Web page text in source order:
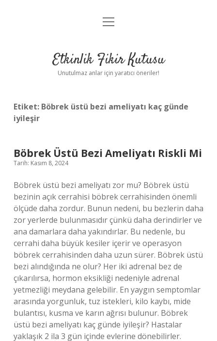
Anasayfa
Yasal Uyarı
menüyü
Etkinlik Fikir Kutusu
Unutulmaz anlar için yaratıcı öneriler!
Etiket: Böbrek üstü bezi ameliyatı kaç günde
iyileşir
Böbrek Üstü Bezi Ameliyatı Riskli Mi
Tarih: Kasım 8, 2024
Böbrek üstü bezi ameliyatı zor mu? Böbrek üstü
bezinin açık cerrahisi böbrek cerrahisinden önemli
ölçüde daha zordur. Bunun nedeni, bu bezlerin daha
zor yerlerde bulunmasıdır çünkü daha derindirler ve
ana damarlara daha yakındırlar. Bu nedenle, bu
cerrahi daha büyük kesiler içerir ve operasyon
böbrek cerrahisinden daha uzun sürer. Böbrek üstü
bezi alındığında ne olur? Her iki adrenal bez de
çıkarılırsa, hormon eksikliği nedeniyle adrenal
yetmezliği meydana gelebilir. En yaygın semptomlar
arasında yorgunluk, tuz istekleri, kilo kaybı, mide
bulantısı, kusma ve karın ağrısı bulunur. Böbrek
üstü bezi ameliyatı kaç günde iyileşir? Hastalar
yaklaşık 2 ila 3 gün içinde evlerine dönebilirler.